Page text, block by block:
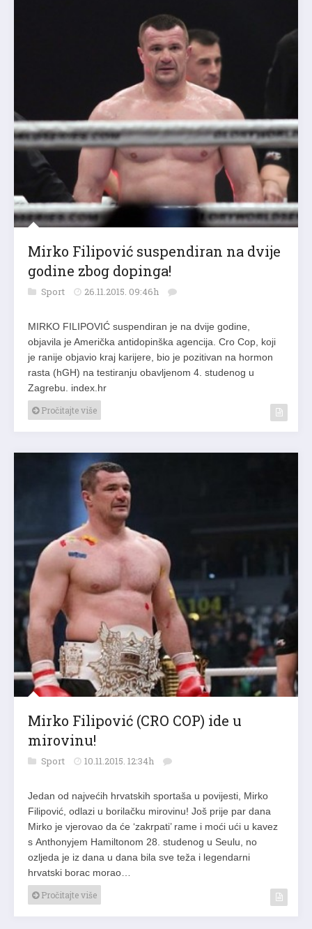
Mirko Filipović suspendiran na dvije
godine zbog dopinga!
Sport 26.11.2015. 09:46h
MIRKO FILIPOVIĆ suspendiran je na dvije godine,
objavila je Američka antidopinška agencija. Cro Cop, koji
je ranije objavio kraj karijere, bio je pozitivan na hormon
rasta (hGH) na testiranju obavljenom 4. studenog u
Zagrebu. index.hr
Pročitajte više
Mirko Filipović (CRO COP) ide u
mirovinu!
Sport 10.11.2015. 12:34h
Jedan od najvećih hrvatskih sportaša u povijesti, Mirko
Filipović, odlazi u borilačku mirovinu! Još prije par dana
Mirko je vjerovao da će ‘zakrpati’ rame i moći ući u kavez
s Anthonyjem Hamiltonom 28. studenog u Seulu, no
ozljeda je iz dana u dana bila sve teža i legendarni
hrvatski borac morao…
Pročitajte više